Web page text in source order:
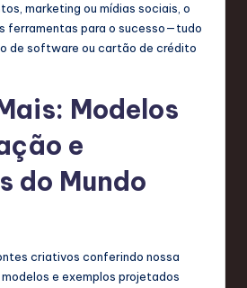
marketing ou mídias sociais, o
ferramentas para o sucesso—tudo
de software ou cartão de crédito
Modelos
e
do Mundo
criativos conferindo nossa
e exemplos projetados